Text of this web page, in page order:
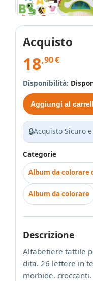
Acquisto
18,90€
Disponibilità:
Aggiungi al
🔒Acquisto Sicuro
Categorie
Album da colorare
Album da colorare
Descrizione
Alfabetiere tattile
dita. 26 lettere in
morbide,